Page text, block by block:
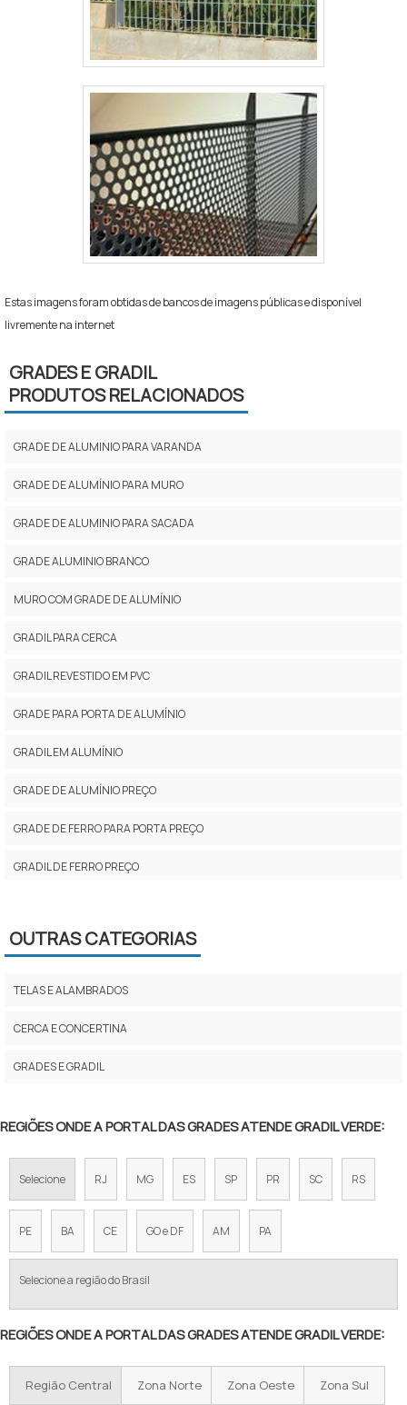
Estas imagens foram obtidas de bancos de imagens públicas e disponível
livremente na internet
GRADES E GRADIL
PRODUTOS RELACIONADOS
GRADE DE ALUMINIO PARA VARANDA
GRADE DE ALUMÍNIO PARA MURO
GRADE DE ALUMINIO PARA SACADA
GRADE ALUMINIO BRANCO
MURO COM GRADE DE ALUMÍNIO
GRADIL PARA CERCA
GRADIL REVESTIDO EM PVC
GRADE PARA PORTA DE ALUMÍNIO
GRADIL EM ALUMÍNIO
GRADE DE ALUMÍNIO PREÇO
GRADE DE FERRO PARA PORTA PREÇO
GRADIL DE FERRO PREÇO
PREÇO DE GRADE DE ALUMÍNIO
GRADE GALVANIZADA PREÇO
GRADE DE ALUMINIO SOB MEDIDA
GRADE PISO GALVANIZADA PREÇO
PREÇO GRADIL DE FERRO
GRADIL PARA CERCAMENTO PREÇO
GRADEAMENTOS PARA MUROS EM ALUMÍNIO
GRADIL DE ALUMÍNIO PREÇO
GRADIL DE ALUMÍNIO BRANCO
OUTRAS CATEGORIAS
TELAS E ALAMBRADOS
CERCA E CONCERTINA
GRADES E GRADIL
REGIÕES ONDE A PORTAL DAS GRADES ATENDE GRADIL VERDE:
Selecione RJ MG ES SP PR SC RS
PE BA CE GO e DF AM PA
Selecione a região do Brasil
REGIÕES ONDE A PORTAL DAS GRADES ATENDE GRADIL VERDE:
Região Central Zona Norte Zona Oeste Zona Sul